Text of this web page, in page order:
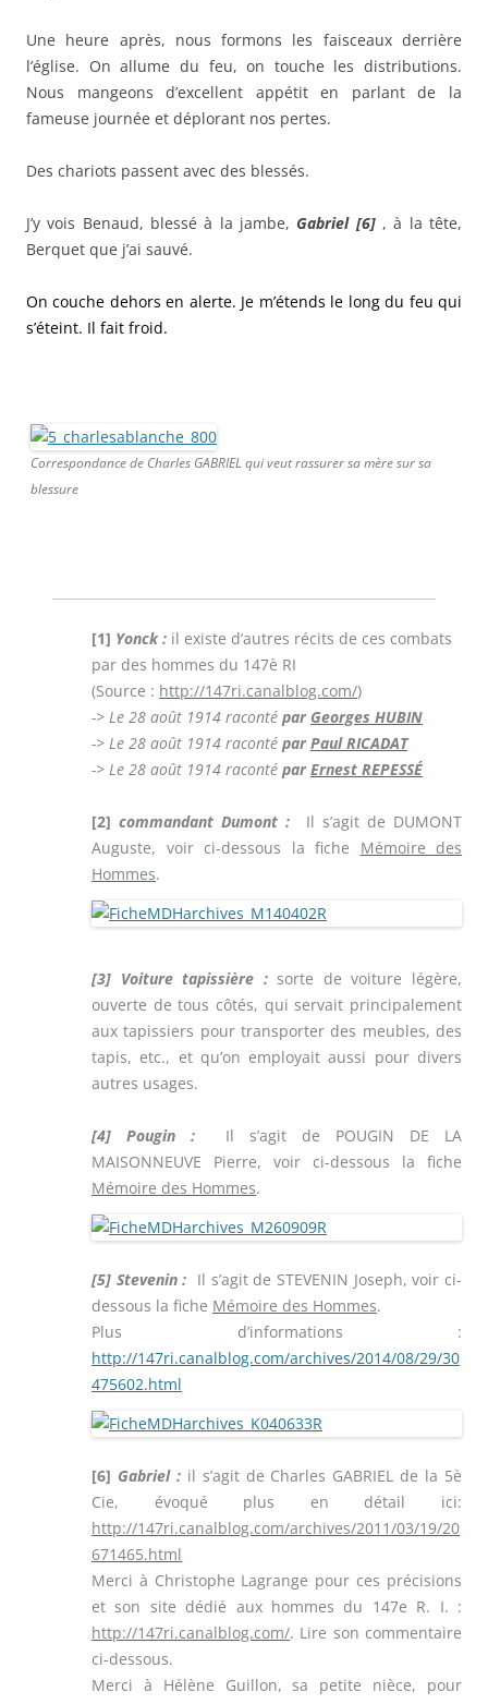
Une heure après, nous formons les faisceaux derrière
l’église. On allume du feu, on touche les distributions.
Nous mangeons d’excellent appétit en parlant de la
fameuse journée et déplorant nos pertes.
Des chariots passent avec des blessés.
J’y vois Benaud, blessé à la jambe, Gabriel [6] , à la tête,
Berquet que j’ai sauvé.
On couche dehors en alerte. Je m’étends le long du feu qui
s’éteint. Il fait froid.
Correspondance de Charles GABRIEL qui veut rassurer sa mère sur sa
blessure
[1] Yonck : il existe d’autres récits de ces combats
par des hommes du 147è RI
(Source : http://147ri.canalblog.com/)
-> Le 28 août 1914 raconté par Georges HUBIN
-> Le 28 août 1914 raconté parPaul RICADAT
-> Le 28 août 1914 raconté parErnest REPESSÉ
[2] commandant Dumont : Il s’agit de DUMONT
Auguste, voir ci-dessous la fiche Mémoire des
Hommes.
[3] Voiture tapissière :sorte de voiture légère,
ouverte de tous côtés, qui servait principalement
aux tapissiers pour transporter des meubles, des
tapis, etc., et qu’on employait aussi pour divers
autres usages.
[4] Pougin : Il s’agit de POUGIN DE LA
MAISONNEUVE Pierre, voir ci-dessous la fiche
Mémoire des Hommes.
[5] Stevenin : Il s’agit de STEVENIN Joseph, voir ci-
dessous la fiche Mémoire des Hommes.
Plus d’informations :
http://147ri.canalblog.com/archives/2014/08/29/30
475602.html
[6] Gabriel : il s’agit de Charles GABRIEL de la 5è
Cie, évoqué plus en détail ici:
http://147ri.canalblog.com/archives/2011/03/19/20
671465.html
Merci à Christophe Lagrange pour ces précisions
et son site dédié aux hommes du 147e R. I. :
http://147ri.canalblog.com/. Lire son commentaire
ci-dessous.
Merci à Hélène Guillon, sa petite nièce, pour